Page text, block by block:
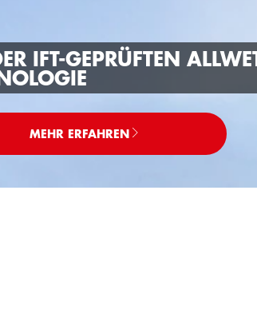
IFT-GEPRÜFTEN
MEHR ERFAHREN